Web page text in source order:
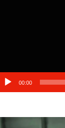
00:00